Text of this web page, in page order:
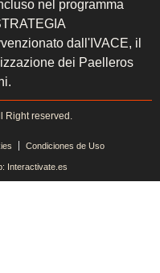
nel programma
dall'IVACE, il
dei Paelleros
Right reserved.
Condiciones de Uso
Interactivate.es